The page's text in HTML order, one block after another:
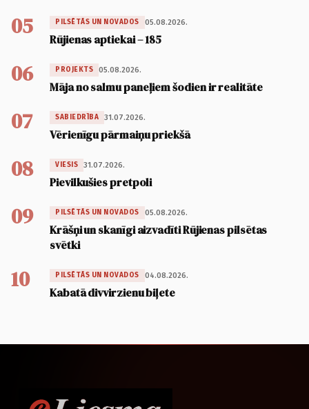
05 PILSĒTĀS UN NOVADOS 05.08.2026.
Rūjienas aptiekai – 185
06 PROJEKTS 05.08.2026.
Māja no salmu paneļiem šodien ir realitāte
07 SABIEDRĪBA 31.07.2026.
Vērienīgu pārmaiņu priekšā
08 VIESIS 31.07.2026.
Pievilkušies pretpoli
09 PILSĒTĀS UN NOVADOS 05.08.2026.
Krāšņi un skanīgi aizvadīti Rūjienas pilsētas
svētki
10 PILSĒTĀS UN NOVADOS 04.08.2026.
Kabatā divvirzienu biļete